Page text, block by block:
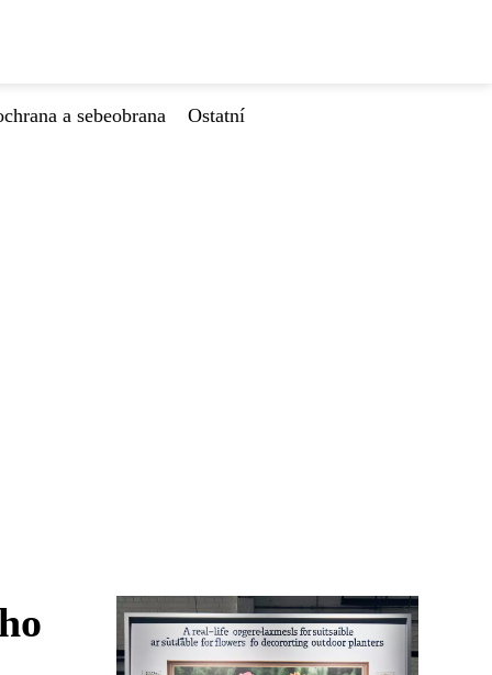
a sebeobrana
Ostatní